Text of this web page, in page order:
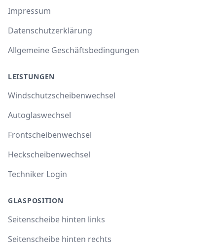
Impressum
Datenschutzerklärung
Allgemeine Geschäftsbedingungen
LEISTUNGEN
Windschutzscheibenwechsel
Autoglaswechsel
Frontscheibenwechsel
Heckscheibenwechsel
Techniker Login
GLASPOSITION
Seitenscheibe hinten links
Seitenscheibe hinten rechts